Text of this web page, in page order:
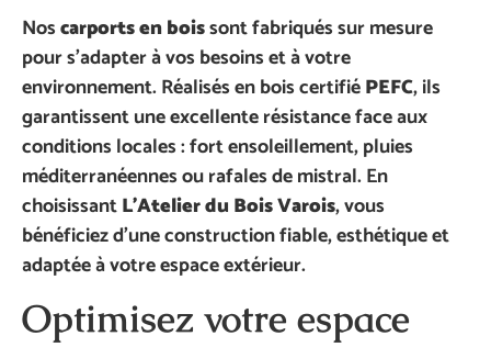
Noscarports en boissont fabriqués sur mesure
pour s’adapter à vos besoins et à votre
environnement. Réalisés en bois certifiéPEFC, ils
garantissent une excellente résistance face aux
conditions locales : fort ensoleillement, pluies
méditerranéennes ou rafales de mistral. En
choisissantL’Atelier du Bois Varois, vous
bénéficiez d’une construction fiable, esthétique et
adaptée à votre espace extérieur.
Optimisez votre espace